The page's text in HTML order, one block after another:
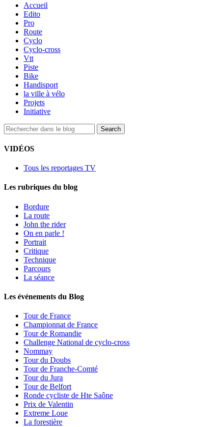
Accueil
Edito
Pro
Route
Cyclo
Cyclo-cross
Vtt
Piste
Bike
Handisport
la ville à vélo
Projets
Initiative
VIDÉOS
Tous les reportages TV
Les rubriques du blog
Bordure
La route
John the rider
On en parle !
Portrait
Critique
Technique
Parcours
La séance
Les événements du Blog
Tour de France
Championnat de France
Tour de Romandie
Challenge National de cyclo-cross
Nommay
Tour du Doubs
Tour de Franche-Comté
Tour du Jura
Tour de Belfort
Ronde cycliste de Hte Saône
Prix de Valentin
Extreme Loue
La forestière